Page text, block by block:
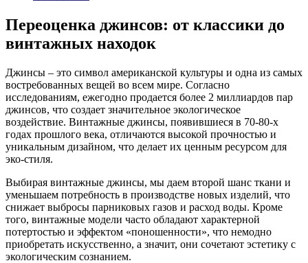
Переоценка джинсов: от классики до
винтажных находок
Джинсы – это символ американской культуры и одна из самых
востребованных вещей во всем мире. Согласно
исследованиям, ежегодно продается более 2 миллиардов пар
джинсов, что создает значительное экологическое
воздействие. Винтажные джинсы, появившиеся в 70-80-х
годах прошлого века, отличаются высокой прочностью и
уникальным дизайном, что делает их ценным ресурсом для
эко-стиля.
Выбирая винтажные джинсы, мы даем второй шанс ткани и
уменьшаем потребность в производстве новых изделий, что
снижает выбросы парниковых газов и расход воды. Кроме
того, винтажные модели часто обладают характерной
потертостью и эффектом «поношенности», что немодно
приобретать искусственно, а значит, они сочетают эстетику с
экологическим сознанием.